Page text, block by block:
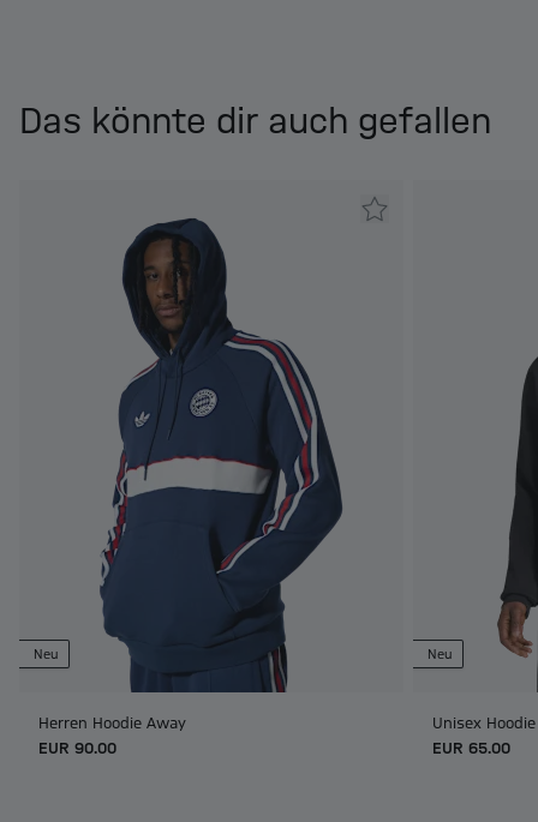
Das könnte dir auch gefallen
Neu
Herren Hoodie Away
EUR 90.00
Neu
Unisex
EUR 65.00